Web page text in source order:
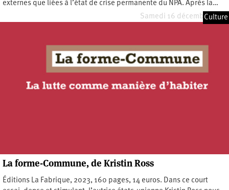
externes que liées à l’état de crise permanente du NPA. Après la…
Samedi 16 décembre 2023
Culture
La forme-Commune, de Kristin Ross
Éditions La Fabrique, 2023, 160 pages, 14 euros. Dans ce court